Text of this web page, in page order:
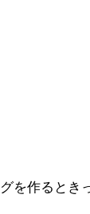
を作るとき